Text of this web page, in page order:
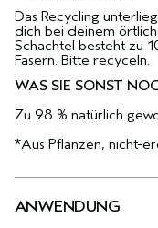
Das Recycling
dich bei deinem
Schachtel besteht zu
Fasern. Bitte recyceln.
WAS SIE SONST
Zu 98 % natürlich
*Aus Pflanzen, nicht-
ANWENDUNG